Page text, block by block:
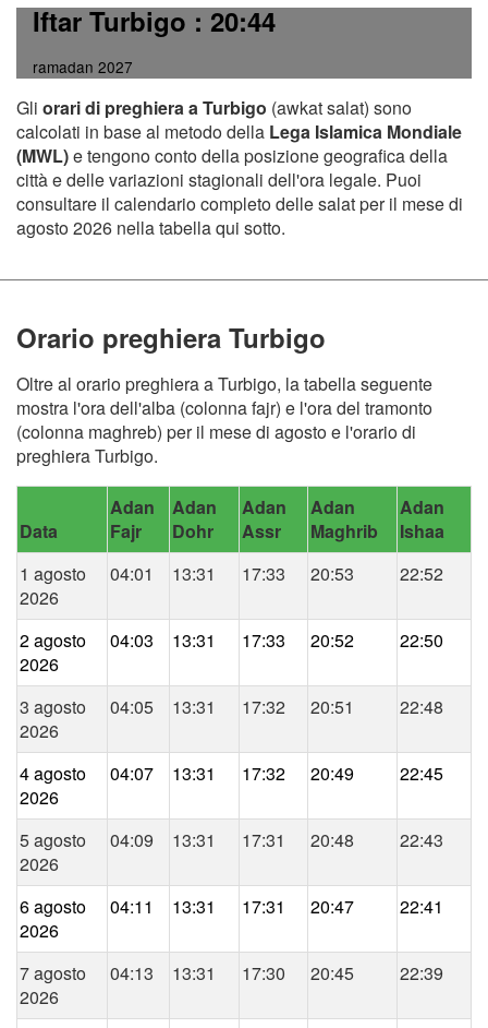
Iftar Turbigo: 20:44
ramadan 2027
Gli orari di preghiera a Turbigo (awkat salat) sono
calcolati in base al metodo della Lega Islamica Mondiale
(MWL)e tengono conto della posizione geografica della
città e delle variazioni stagionali dell'ora legale. Puoi
consultare il calendario completo delle salat per il mese di
agosto 2026 nella tabella qui sotto.
Orario preghiera Turbigo
Oltre al orario preghiera a Turbigo, la tabella seguente
mostra l'ora dell'alba (colonna fajr) e l'ora del tramonto
(colonna maghreb) per il mese di agosto e l'orario di
preghiera Turbigo.
Data
Adan
Fajr
Adan
Dohr
Adan
Assr
Adan
Maghrib
Adan
Ishaa
1 agosto
2026
04:01 13:31 17:33 20:53 22:52
2 agosto
2026
04:03 13:31 17:33 20:52 22:50
3 agosto
2026
04:05 13:31 17:32 20:51 22:48
4 agosto
2026
04:07 13:31 17:32 20:49 22:45
5 agosto
2026
04:09 13:31 17:31 20:48 22:43
6 agosto
2026
04:11 13:31 17:31 20:47 22:41
7 agosto
2026
04:13 13:31 17:30 20:45 22:39